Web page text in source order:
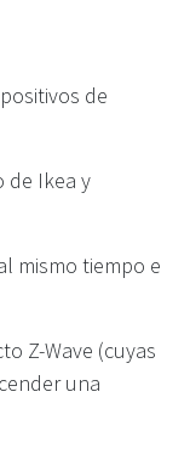
de
de Ikea y
mismo tiempo e
Z-Wave (cuyas
una